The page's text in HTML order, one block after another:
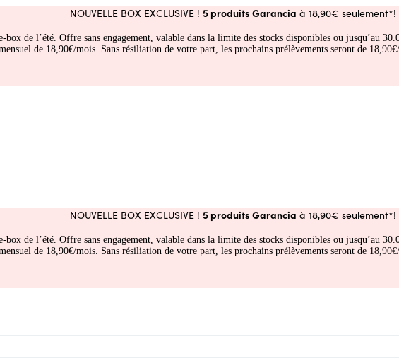
NOUVELLE BOX EXCLUSIVE ! 5 produits Garancia à 18,90€ seulement*!
de l’été. Offre sans engagement, valable dans la limite des stocks disponibles ou jusqu’au
de 18,90€/mois. Sans résiliation de votre part, les prochains prélèvements seront de
NOUVELLE BOX EXCLUSIVE ! 5 produits Garancia à 18,90€ seulement*!
de l’été. Offre sans engagement, valable dans la limite des stocks disponibles ou jusqu’au
de 18,90€/mois. Sans résiliation de votre part, les prochains prélèvements seront de